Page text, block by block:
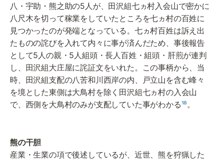
八・宇助・熊之助の5人が、田沢組七ヵ村入会山で密かに
八尺木を切って稼業をしていたところを七ヵ村の百姓に
見つかったのが発端となっている。七ヵ村百姓は訴え出
たものの詫びを入れて内々に事が済んだため、事後報告
として5人の親・5人組頭・長人百姓・組頭・肝煎が連判
し、田沢組大庄屋に詫証文をいれた。この事柄から、当
時、田沢組支配の八苦和川西岸の内、戸立山を含む峰々
を境とした東側は大鳥村を除く田沢組七ヵ村の入会山
で、西側を大鳥村のみが支配していた事がわかる¹⁸。
産業・生業の項で後述しているが、近世、熊を狩猟した